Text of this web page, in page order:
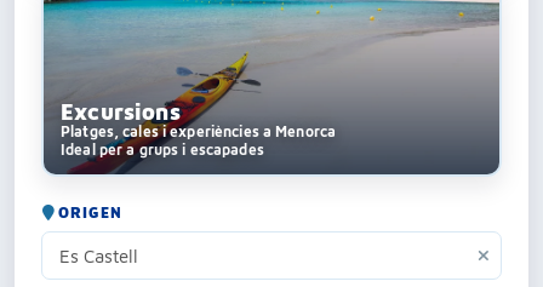
Excursions
Platges, cales i experiències a Menorca
Ideal per a grups i escapades
ORIGEN